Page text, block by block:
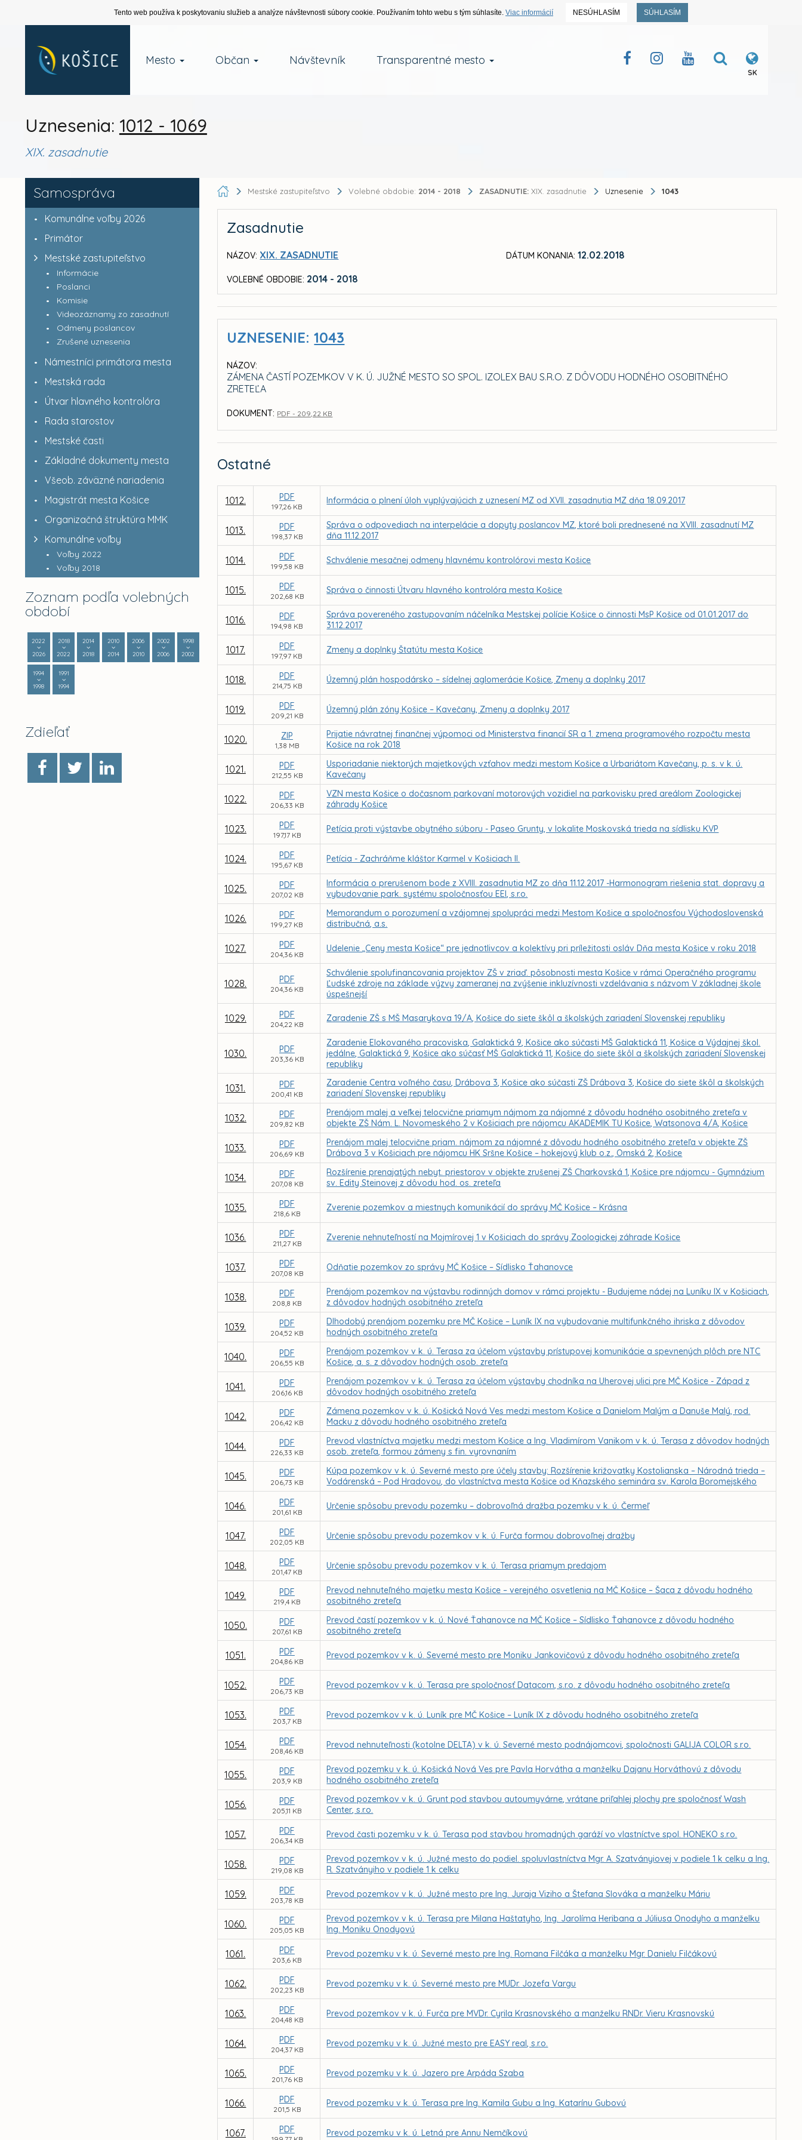
Tento web používa k poskytovaniu služieb a analýze návštevnosti súbory cookie. Používaním tohto webu s tým súhlasíte. Viac informácií NESÚHLASÍM SÚHLASÍM
Mesto Občan Návštevník Transparentné mesto
SK
Uznesenia: 1012 - 1069
XIX. zasadnutie
Samospráva
Komunálne voľby 2026
Primátor
Mestské zastupiteľstvo
Informácie
Poslanci
Komisie
Videozáznamy zo zasadnutí
Odmeny poslancov
Zrušené uznesenia
Námestníci primátora mesta
Mestská rada
Útvar hlavného kontrolóra
Rada starostov
Mestské časti
Základné dokumenty mesta
Všeob. záväzné nariadenia
Magistrát mesta Košice
Organizačná štruktúra MMK
Komunálne voľby
Voľby 2022
Voľby 2018
Zoznam podľa volebných
období
2022
2026
2018
2022
2014
2018
2010
2014
2006
2010
2002
2006
1998
2002
1994
1998
1991
1994
Zdieľať
Mestské zastupiteľstvo Volebné obdobie: 2014 - 2018 ZASADNUTIE: XIX. zasadnutie Uznesenie 1043
Zasadnutie
NÁZOV: XIX. ZASADNUTIE
VOLEBNÉ OBDOBIE: 2014 - 2018
DÁTUM KONANIA: 12.02.2018
UZNESENIE:1043
NÁZOV:
ZÁMENA ČASTÍ POZEMKOV V K. Ú. JUŽNÉ MESTO SO SPOL. IZOLEX BAU S.R.O. Z DÔVODU HODNÉHO OSOBITNÉHO
ZRETEĽA
DOKUMENT: PDF - 209,22 KB
Ostatné
1012. PDF
197,26 KB
Informácia o plnení úloh vyplývajúcich z uznesení MZ od XVII. zasadnutia MZ dňa 18.09.2017
1013. PDF
198,37 KB
Správa o odpovediach na interpelácie a dopyty poslancov MZ, ktoré boli prednesené na XVIII. zasadnutí MZ
dňa 11.12.2017
1014. PDF
199,58 KB
Schválenie mesačnej odmeny hlavnému kontrolórovi mesta Košice
1015. PDF
202,68 KB
Správa o činnosti Útvaru hlavného kontrolóra mesta Košice
1016. PDF
194,98 KB
Správa povereného zastupovaním náčelníka Mestskej polície Košice o činnosti MsP Košice od 01.01.2017 do
31.12.2017
1017. PDF
197,97 KB
Zmeny a doplnky Štatútu mesta Košice
1018. PDF
214,75 KB
Územný plán hospodársko – sídelnej aglomerácie Košice, Zmeny a doplnky 2017
1019. PDF
209,21 KB
Územný plán zóny Košice – Kavečany, Zmeny a doplnky 2017
1020. ZIP
1,38 MB
Prijatie návratnej finančnej výpomoci od Ministerstva financií SR a 1. zmena programového rozpočtu mesta
Košice na rok 2018
1021. PDF
212,55 KB
Usporiadanie niektorých majetkových vzťahov medzi mestom Košice a Urbariátom Kavečany, p. s. v k. ú.
Kavečany
1022. PDF
206,33 KB
VZN mesta Košice o dočasnom parkovaní motorových vozidiel na parkovisku pred areálom Zoologickej
záhrady Košice
1023. PDF
197,17 KB
Petícia proti výstavbe obytného súboru - Paseo Grunty, v lokalite Moskovská trieda na sídlisku KVP
1024. PDF
195,67 KB
Petícia - Zachráňme kláštor Karmel v Košiciach II.
1025. PDF
207,02 KB
Informácia o prerušenom bode z XVIII. zasadnutia MZ zo dňa 11.12.2017 -Harmonogram riešenia stat. dopravy a
vybudovanie park. systému spoločnosťou EEI, s.r.o.
1026. PDF
199,27 KB
Memorandum o porozumení a vzájomnej spolupráci medzi Mestom Košice a spoločnosťou Východoslovenská
distribučná, a.s.
1027. PDF
204,36 KB
Udelenie „Ceny mesta Košice“ pre jednotlivcov a kolektívy pri príležitosti osláv Dňa mesta Košice v roku 2018
1028. PDF
204,36 KB
Schválenie spolufinancovania projektov ZŠ v zriaď. pôsobnosti mesta Košice v rámci Operačného programu
Ľudské zdroje na základe výzvy zameranej na zvýšenie inkluzívnosti vzdelávania s názvom V základnej škole
úspešnejší
1029. PDF
204,22 KB
Zaradenie ZŠ s MŠ Masarykova 19/A, Košice do siete škôl a školských zariadení Slovenskej republiky
1030. PDF
203,36 KB
Zaradenie Elokovaného pracoviska, Galaktická 9, Košice ako súčasti MŠ Galaktická 11, Košice a Výdajnej škol.
jedálne, Galaktická 9, Košice ako súčasť MŠ Galaktická 11, Košice do siete škôl a školských zariadení Slovenskej
republiky
1031. PDF
200,41 KB
Zaradenie Centra voľného času, Drábova 3, Košice ako súčasti ZŠ Drábova 3, Košice do siete škôl a školských
zariadení Slovenskej republiky
1032. PDF
209,82 KB
Prenájom malej a veľkej telocvične priamym nájmom za nájomné z dôvodu hodného osobitného zreteľa v
objekte ZŠ Nám. L. Novomeského 2 v Košiciach pre nájomcu AKADEMIK TU Košice, Watsonova 4/A, Košice
1033. PDF
206,69 KB
Prenájom malej telocvične priam. nájmom za nájomné z dôvodu hodného osobitného zreteľa v objekte ZŠ
Drábova 3 v Košiciach pre nájomcu HK Sršne Košice – hokejový klub o.z., Omská 2, Košice
1034. PDF
207,08 KB
Rozšírenie prenajatých nebyt. priestorov v objekte zrušenej ZŠ Charkovská 1, Košice pre nájomcu - Gymnázium
sv. Edity Steinovej z dôvodu hod. os. zreteľa
1035. PDF
218,6 KB
Zverenie pozemkov a miestnych komunikácií do správy MČ Košice – Krásna
1036. PDF
211,27 KB
Zverenie nehnuteľností na Mojmírovej 1 v Košiciach do správy Zoologickej záhrade Košice
1037. PDF
207,08 KB
Odňatie pozemkov zo správy MČ Košice – Sídlisko Ťahanovce
1038. PDF
208,8 KB
Prenájom pozemkov na výstavbu rodinných domov v rámci projektu - Budujeme nádej na Luníku IX v Košiciach,
z dôvodov hodných osobitného zreteľa
1039. PDF
204,52 KB
Dlhodobý prenájom pozemku pre MČ Košice – Luník IX na vybudovanie multifunkčného ihriska z dôvodov
hodných osobitného zreteľa
1040. PDF
206,55 KB
Prenájom pozemkov v k. ú. Terasa za účelom výstavby prístupovej komunikácie a spevnených plôch pre NTC
Košice, a. s. z dôvodov hodných osob. zreteľa
1041. PDF
206,16 KB
Prenájom pozemkov v k. ú. Terasa za účelom výstavby chodníka na Uherovej ulici pre MČ Košice - Západ z
dôvodov hodných osobitného zreteľa
1042. PDF
206,42 KB
Zámena pozemkov v k. ú. Košická Nová Ves medzi mestom Košice a Danielom Malým a Danuše Malý, rod.
Macku z dôvodu hodného osobitného zreteľa
1044. PDF
226,33 KB
Prevod vlastníctva majetku medzi mestom Košice a Ing. Vladimírom Vanikom v k. ú. Terasa z dôvodov hodných
osob. zreteľa, formou zámeny s fin. vyrovnaním
1045. PDF
206,73 KB
Kúpa pozemkov v k. ú. Severné mesto pre účely stavby: Rozšírenie križovatky Kostolianska – Národná trieda –
Vodárenská – Pod Hradovou, do vlastníctva mesta Košice od Kňazského seminára sv. Karola Boromejského
1046. PDF
201,61 KB
Určenie spôsobu prevodu pozemku – dobrovoľná dražba pozemku v k. ú. Čermeľ
1047. PDF
202,05 KB
Určenie spôsobu prevodu pozemkov v k. ú. Furča formou dobrovoľnej dražby
1048. PDF
201,47 KB
Určenie spôsobu prevodu pozemkov v k. ú. Terasa priamym predajom
1049. PDF
219,4 KB
Prevod nehnuteľného majetku mesta Košice – verejného osvetlenia na MČ Košice – Šaca z dôvodu hodného
osobitného zreteľa
1050. PDF
207,61 KB
Prevod častí pozemkov v k. ú. Nové Ťahanovce na MČ Košice – Sídlisko Ťahanovce z dôvodu hodného
osobitného zreteľa
1051. PDF
204,86 KB
Prevod pozemkov v k. ú. Severné mesto pre Moniku Jankovičovú z dôvodu hodného osobitného zreteľa
1052. PDF
206,73 KB
Prevod pozemkov v k. ú. Terasa pre spoločnosť Datacom, s.r.o. z dôvodu hodného osobitného zreteľa
1053. PDF
203,7 KB
Prevod pozemkov v k. ú. Luník pre MČ Košice – Luník IX z dôvodu hodného osobitného zreteľa
1054. PDF
208,46 KB
Prevod nehnuteľnosti (kotolne DELTA) v k. ú. Severné mesto podnájomcovi, spoločnosti GALIJA COLOR s.r.o.
1055. PDF
203,9 KB
Prevod pozemku v k. ú. Košická Nová Ves pre Pavla Horvátha a manželku Dajanu Horváthovú z dôvodu
hodného osobitného zreteľa
1056. PDF
205,11 KB
Prevod pozemkov v k. ú. Grunt pod stavbou autoumyvárne, vrátane priľahlej plochy pre spoločnosť Wash
Center, s.r.o.
1057. PDF
206,34 KB
Prevod časti pozemku v k. ú. Terasa pod stavbou hromadných garáží vo vlastníctve spol. HONEKO s.r.o.
1058. PDF
219,08 KB
Prevod pozemkov v k. ú. Južné mesto do podiel. spoluvlastníctva Mgr. A. Szatványiovej v podiele 1 k celku a Ing.
R. Szatványiho v podiele 1 k celku
1059. PDF
203,78 KB
Prevod pozemkov v k. ú. Južné mesto pre Ing. Juraja Viziho a Štefana Slováka a manželku Máriu
1060. PDF
205,05 KB
Prevod pozemkov v k. ú. Terasa pre Milana Haštatyho, Ing. Jarolíma Heribana a Júliusa Onodyho a manželku
Ing. Moniku Onodyovú
1061. PDF
203,6 KB
Prevod pozemku v k. ú. Severné mesto pre Ing. Romana Filčáka a manželku Mgr. Danielu Filčákovú
1062. PDF
202,23 KB
Prevod pozemku v k. ú. Severné mesto pre MUDr. Jozefa Vargu
1063. PDF
204,48 KB
Prevod pozemkov v k. ú. Furča pre MVDr. Cyrila Krasnovského a manželku RNDr. Vieru Krasnovskú
1064. PDF
204,37 KB
Prevod pozemku v k. ú. Južné mesto pre EASY real, s.r.o.
1065. PDF
201,76 KB
Prevod pozemku v k. ú. Jazero pre Arpáda Szaba
1066. PDF
201,5 KB
Prevod pozemku v k. ú. Terasa pre Ing. Kamila Gubu a Ing. Katarínu Gubovú
1067. PDF Prevod pozemku v k. ú. Letná pre Annu Nemčíkovú